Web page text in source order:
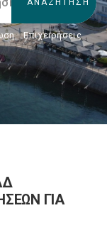
, Επιχειρήσεις
ΓΙΑ